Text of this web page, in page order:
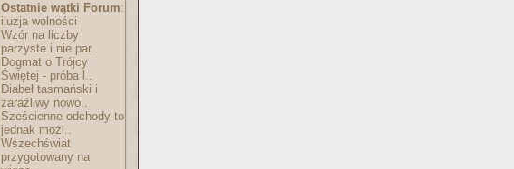
Ostatnie wątki Forum:
iluzja wolności
Wzór na liczby
parzyste i nie par..
Dogmat o Trójcy
Świętej - próba l..
Diabeł tasmański i
zaraźliwy nowo..
Sześcienne odchody-to
jednak możl..
Wszechświat
przygotowany na